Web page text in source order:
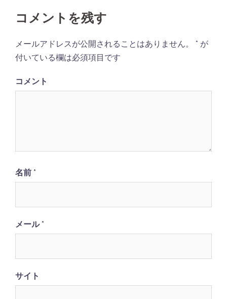
ビ
ー
シ
ョ
ン
コメントを残す
メールアドレスが公開されることはありません。 * が
付いている欄は必須項目です
コメント
名前 *
メール*
サイト